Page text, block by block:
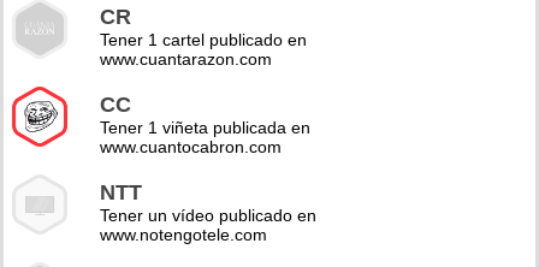
CR
Tener 1 cartel publicado en
www.cuantarazon.com
CC
Tener 1 viñeta publicada en
www.cuantocabron.com
NTT
Tener un vídeo publicado en
www.notengotele.com